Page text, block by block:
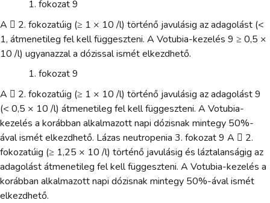
fokozat 9
A  2. fokozatúig (≥ 1 × 10 /l) történő javulásig az adagolást (<
1, átmenetileg fel kell függeszteni. A Votubia-kezelés 9 ≥ 0,5 ×
10 /l) ugyanazzal a dózissal ismét elkezdhető.
fokozat 9
A  2. fokozatúig (≥ 1 × 10 /l) történő javulásig az adagolást 9
(< 0,5 × 10 /l) átmenetileg fel kell függeszteni. A Votubia-
kezelés a korábban alkalmazott napi dózisnak mintegy 50%-
ával ismét elkezdhető. Lázas neutropenia 3. fokozat 9 A  2.
fokozatúig (≥ 1,25 × 10 /l) történő javulásig és láztalanságig az
adagolást átmenetileg fel kell függeszteni. A Votubia-kezelés a
korábban alkalmazott napi dózisnak mintegy 50%-ával ismét
elkezdhető.